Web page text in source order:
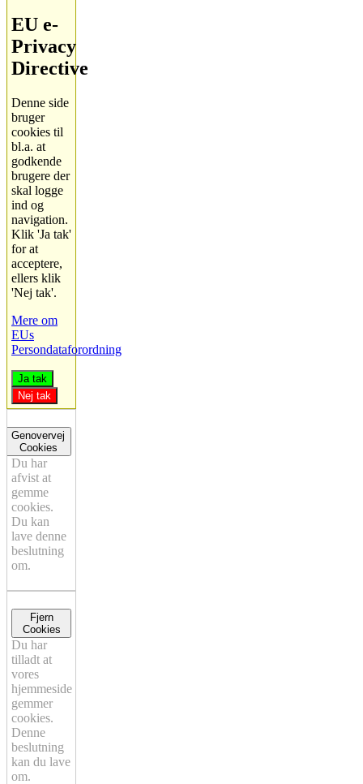
EU e-
Privacy
Directive
Denne side
bruger
cookies til
bl.a. at
godkende
brugere der
skal logge
ind og
navigation.
Klik 'Ja tak'
for at
acceptere,
ellers klik
'Nej tak'.
Mere om
EUs
Persondataforordning
Ja tak
Nej tak
Genovervej
Cookies
Du har
afvist at
gemme
cookies.
Du kan
lave denne
beslutning
om.
Fjern
Cookies
Du har
tilladt at
vores
hjemmeside
gemmer
cookies.
Denne
beslutning
kan du lave
om.